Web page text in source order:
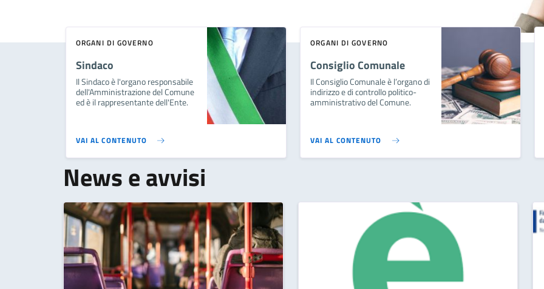
ORGANI DI GOVERNO
Sindaco
Il Sindaco è l'organo responsabile
dell'Amministrazione del Comune
ed è il rappresentante dell'Ente.
VAI AL CONTENUTO
ORGANI DI GOVERNO
Consiglio Comunale
Il Consiglio Comunale è l’organo di
indirizzo e di controllo politico-
amministrativo del Comune.
VAI AL CONTENUTO
News e avvisi